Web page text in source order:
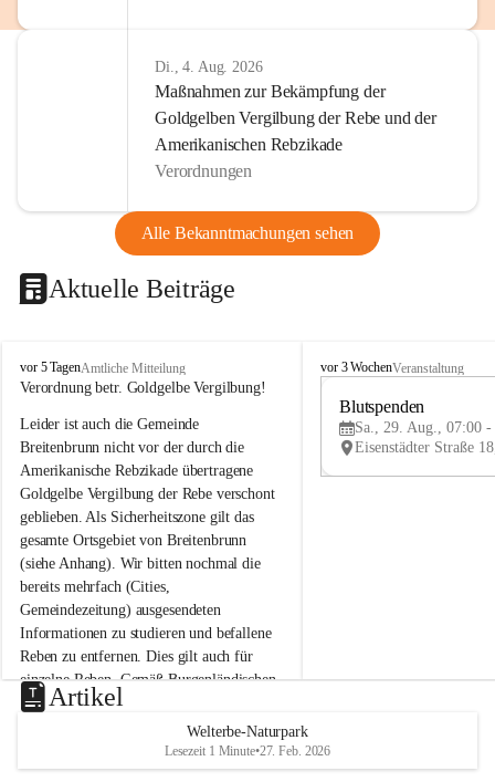
Di., 4. Aug. 2026
Maßnahmen zur Bekämpfung der
Goldgelben Vergilbung der Rebe und der
Amerikanischen Rebzikade
Verordnungen
Alle Bekanntmachungen sehen
Aktuelle Beiträge
B
r
i
t
e
n
b
r
u
n
n
a
m
N
e
u
s
d
vor 5 TagenAmtliche Mitteilung
Verordnung betr. Goldgelbe Vergilbung!
Leider ist auch die Gemeinde
Breitenbrunn nicht vor der durch die
Amerikanische Rebzikade übertragene
Goldgelbe Vergilbung der Rebe verschont
geblieben. Als Sicherheitszone gilt das
gesamte Ortsgebiet von Breitenbrunn
(siehe Anhang). Wir bitten nochmal die
bereits mehrfach (Cities,
Gemeindezeitung) ausgesendeten
Informationen zu studieren und befallene
Reben zu entfernen. Dies gilt auch für
einzelne Reben. Gemäß Burgenländischen
Weinbaugesetz sind nicht gepflegte oder
unzulässige Weingärten zu roden! Bitte
helfen wir zusammen um unsere Winzer
vor den prognostizierten Ernteausfällen
B
e
u
e
d
vor 3 WochenVeranstaltung
Blutspenden
Sa., 29. Aug., 07:00 -
Artikel
Welterbe-Naturpark
Lesezeit 1 Minute•27. Feb. 2026